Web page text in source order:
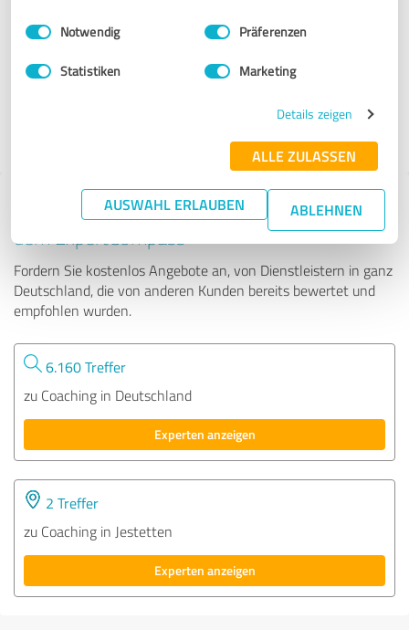
Impressum Datenschutzbestimmungen
Einwilligungsauswahl
Notwendig Präferenzen
Statistiken Marketing
Details zeigen
ALLE ZULASSEN
AUSWAHL ERLAUBEN ABLEHNEN
Julius Duchscherer
Tipp: Die passenden Experten finden - mit
dem ExpertCompass
Fordern Sie kostenlos Angebote an, von Dienstleistern in ganz
Deutschland, die von anderen Kunden bereits bewertet und
empfohlen wurden.
6.160 Treffer
zu Coaching in Deutschland
Experten anzeigen
2 Treffer
zu Coaching in Jestetten
Experten anzeigen